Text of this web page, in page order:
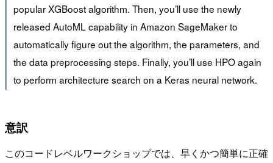
popular XGBoost algorithm. Then, you’ll use the newly
released AutoML capability in Amazon SageMaker to
automatically figure out the algorithm, the parameters, and
the data preprocessing steps. Finally, you’ll use HPO again
to perform architecture search on a Keras neural network.
意訳
このコードレベルワークショップでは、早くかつ簡単に正確